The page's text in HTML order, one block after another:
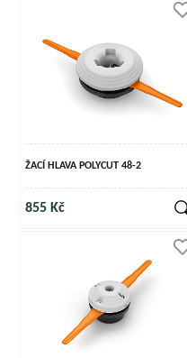
ŽACÍ HLAVA POLYCUT 48-2
855 Kč